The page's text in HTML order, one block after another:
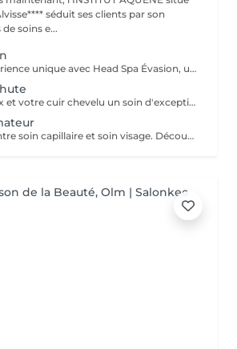
séduit ses clients par son
soins e...
Plongez dans l'expérience unique avec Head Spa Évasion, un soin dédié exclusivement à votre cuir chevelu. Ce rituel express est idéal pour découvrir les bienfaits du Head Spa, alliant relaxation profonde et stimulation du cuir chevelu. Un Moment Pour Vous Évader - Nettoyage en profondeur: Élimination des impuretés pour un cuir chevelu purifié. - Massage ciblé: Une gestuelle relaxante qui stimule la microcirculation et soulage les tensions. - Hydratation et soin: Des produits adaptés pour nourrir et revitaliser votre cuir chevelu. Un sèche cheveux et des brosses sont mis à votre disposition pour que vous ne repartiez pas avec la tête mouillée.
Offrez à vos cheveux et votre cuir chevelu un soin d'exception avec notre Head Spa Anti-chute, utilisant les produits haut de gamme NANNIC. Ce traitement innovant a été conçu pour prévenir la chute des cheveux, favoriser leur repousse et renforcer leur santé globale. Les Bienfaits des Produits NANNIC Les soins NANNIC sont formulés avec des complexes innovants et des ingrédients naturels tels que: - Peptides bioactifs: stimulent la croissance et renforcent les racines. - Extraits végétaux: Apaisent et rééquilibrent le cuir chevelu. - Technologie NBE: Optimise la pénétration des actifs pour des résultats visible dès les premières séances. Afin de prolonger les bienfaits à la maison, bénéficiez d'une réduction de 15% sur la gamme capillaire ainsi que les trousses au format voyage et/ou découverte. Un sèche cheveux et des brosses sont mis à votre disposition pour que vous ne repartiez pas avec la tête mouillée
L'alliance parfaite entre soin capillaire et soin visage. Découvrez notre nouveau Head Spa Sublimateur qui marie le meilleur des soins capillaires et des soins visage pour une expérience de bien-être et de beauté complète. Conçu pour sublimer vos cheveux tout en revitalisant votre peau, ce soin est une véritable parenthèse de détente et de régénération. En Quoi Consiste ce soin ? Le Head Spa Sublimateur est un protocole unique qui agit en profondeur sur vos cheveux, votre cuir chevelu et votre visage: - Soin Capillaire Personnalisé: Nettoyage, massage et application de soins adaptés pour purifier le cuir chevelu, renforcer la fibre capillaire et sublimer vos cheveux. - Rituel visage: Un soin ciblé pour hydrater, apaiser et illuminer la peau, en utilisant des produits premium et techniques expertes. - Massage Relaxant: Une gestuelle douce et enveloppante pour une détente absolue, favorisant la circulation et l'oxygénation des tissus. Les Bienfaits - Pour vos cheveux: Un cuir chevelu purifié, des cheveux plus brillants, plus doux et revitalisés en profondeur. - Pour votre peau: Un teint éclatant, une peau repulpée et nourrie, visiblement apaisée. - Pour votre Bien-être: Une relaxation totale et un moment de lâcher-prise unique. Un moment d'exception pour sublimer votre beauté naturelle Un sèche cheveux et des brosses sont mis à votre disposition pour que vous ne repartiez pas avec la tête mouillée